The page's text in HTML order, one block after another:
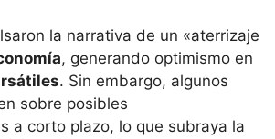
la narrativa de un «aterrizaje
, generando optimismo en
. Sin embargo, algunos
sobre posibles
a corto plazo, lo que subraya la